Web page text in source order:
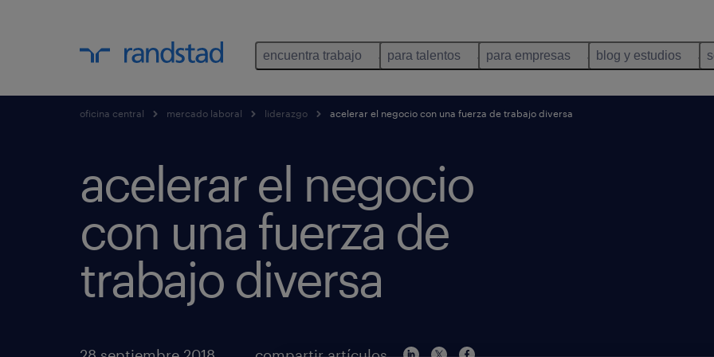
encuentra trabajo para talentos para empresas blog y estudios
oficina central mercado laboral liderazgo acelerar el negocio con una fuerza de trabajo diversa
acelerar el negocio
con una fuerza de
trabajo diversa